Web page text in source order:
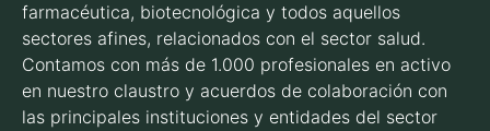
farmacéutica, biotecnológica y todos aquellos
sectores afines, relacionados con el sector salud.
Contamos con más de 1.000 profesionales en activo
en nuestro claustro y acuerdos de colaboración con
las principales instituciones y entidades del sector